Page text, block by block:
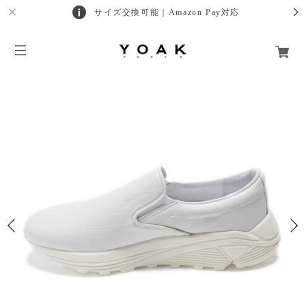
サイズ交換可能｜Amazon Pay対応